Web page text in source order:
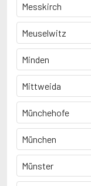
Messkirch
Meuselwitz
Minden
Mittweida
Münchehofe
München
Münster